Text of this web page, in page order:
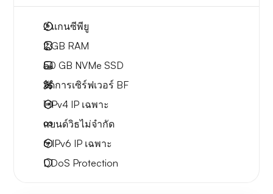
2แกนซีพียู
2 GB RAM
50 GB NVMe SSD
จัดการเซิร์ฟเวอร์ BF
1 IPv4 IP เฉพาะ
แบนด์วิธไม่จำกัด
6 IPv6 IP เฉพาะ
DDoS Protection